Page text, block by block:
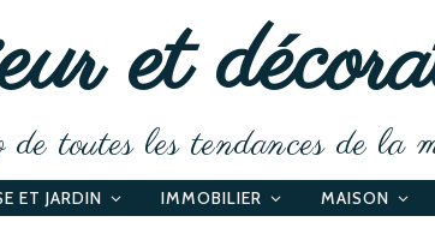
et
toutes les tendances de la
ET JARDIN IMMOBILIER MAISON